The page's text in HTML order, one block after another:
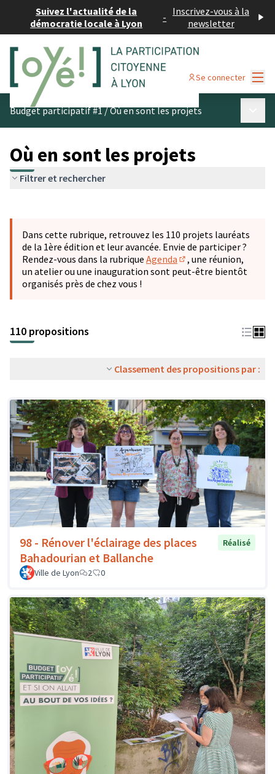
Suivez l'actualité de la
démocratie locale à Lyon
- Inscrivez-vous à la
newsletter
Se connecter
Budget participatif #1/Où en sont les projets
Où en sont les projets
Filtrer et rechercher
−
Dans cette rubrique, retrouvez les 110 projets lauréats
de la 1ère édition et leur avancée. Envie de participer ?
Rendez-vous dans la rubrique Agenda
(S'ouvre dans un
, une réunion,
un atelier ou une inauguration sont peut-être bientôt
organisés près de chez vous !
110 propositions
Classement des propositions par :
98 - Rénover l'éclairage des places
Bahadourian et Ballanche
Réalisé
Ville de Lyon 2 0